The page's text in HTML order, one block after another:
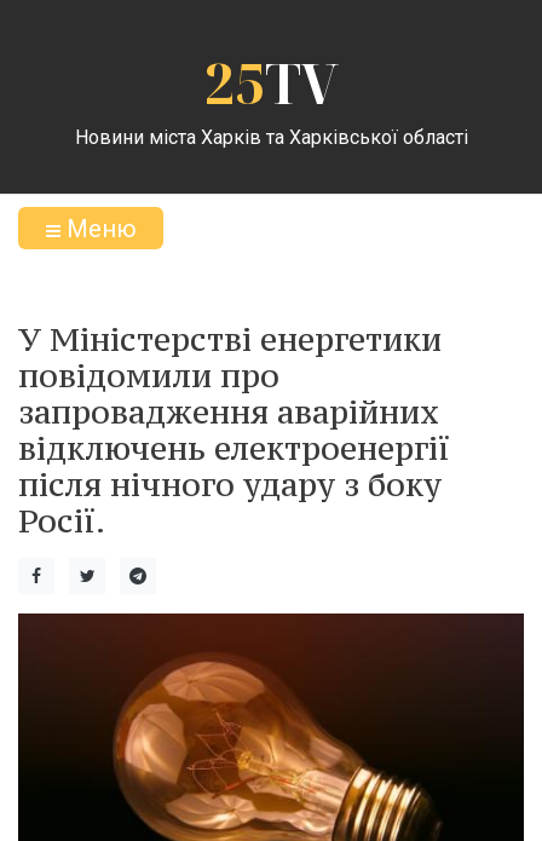
25TV
Новини міста Харків та Харківської області
Меню
У Міністерстві енергетики
повідомили про
запровадження аварійних
відключень електроенергії
після нічного удару з боку
Росії.